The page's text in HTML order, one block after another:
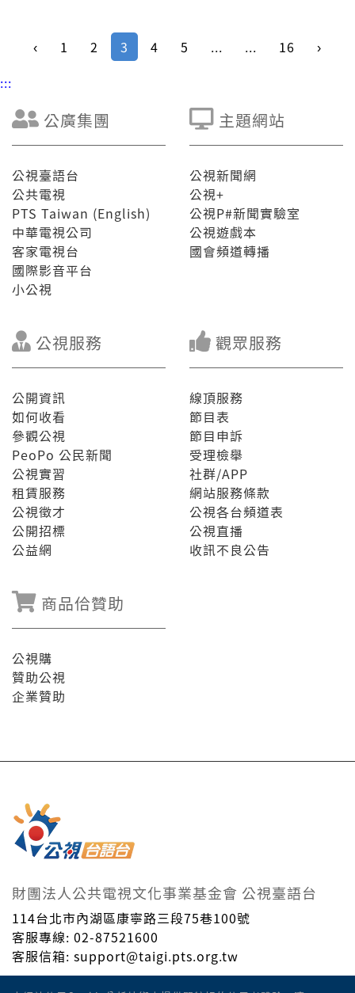
‹ 1 2 3 4 5 ... ... 16
›
:::
公廣集團
公視臺語台
公共電視
PTS Taiwan (English)
中華電視公司
客家電視台
國際影音平台
小公視
主題網站
公視新聞網
公視+
公視P#新聞實驗室
公視遊戲本
國會頻道轉播
公視服務
公開資訊
如何收看
參觀公視
PeoPo 公民新聞
公視實習
租賃服務
公視徵才
公開招標
公益網
觀眾服務
線頂服務
節目表
節目申訴
受理檢舉
社群/APP
網站服務條款
公視各台頻道表
公視直播
收訊不良公告
商品佮贊助
公視購
贊助公視
企業贊助
財團法人公共電視文化事業基金會 公視臺語台
114台北市內湖區康寧路三段75巷100號
客服專線: 02-87521600
客服信箱: support@taigi.pts.org.tw
Taiwan Public Television Service Foundation. © All